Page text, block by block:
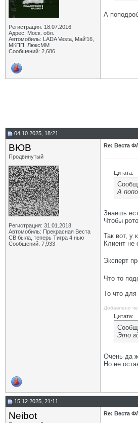
Регистрация: 18.07.2016
Адрес: Моск. обл.
Автомобиль: LADA Vesta, Май'16,
МКПП, ЛюксММ
Сообщений: 2,686
А
04.10.2025, 18:21
ВЮВ
Продвинутый
Регистрация: 31.01.2018
Автомобиль: Прекрасная Веста
СВ была, теперь Тигра 4 нью
Сообщений: 7,933
Re: Веста
Цитата:
А
Знаешь
Чтобы
Так вот, у
Клиент не
Эксперт
Что то
То что для
Добавлено
Цитата:
Это
Очень да
Но не
15.12.2025, 21:11
Neibot Re: Веста